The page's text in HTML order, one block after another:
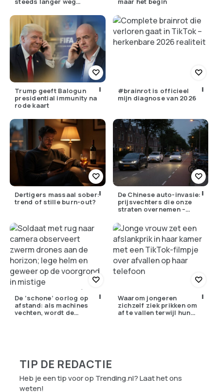
Trump geeft Balogun
presidential immunity na
rode kaart
#brainrot is officieel
mijn diagnose van 2026
Dertigers massaal sober:
trend of stille burn-out?
De Chinese auto-invasie:
prijsvechters die onze
straten overnemen –
écht?
De ‘schone’ oorlog op
afstand: als machines
vechten, wordt de
Waarom jongeren
zichzelf ziek prikken om
af te vallen terwijl hun
TIP DE REDACTIE
Heb je een tip voor op Trending.nl? Laat het ons
weten!